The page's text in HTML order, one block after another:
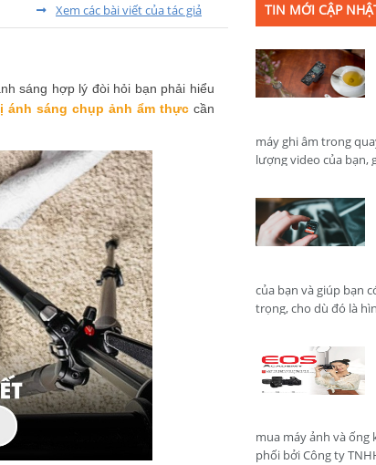
Xem các bài viết của tác giả
sáng hợp lý đòi hỏi bạn phải hiểu
ánh sáng chụp ảnh ẩm thực cần
TIN MỚI CẬP
máy ghi âm trong
lượng video của bạn,
của bạn và giúp bạn
trọng, cho dù đó là
mua máy ảnh và ống
phối bởi Công ty